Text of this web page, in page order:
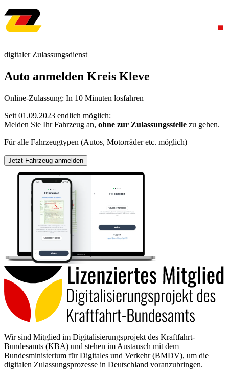
digitaler Zulassungsdienst
Auto anmelden Kreis Kleve
Online-Zulassung: In 10 Minuten losfahren
Seit 01.09.2023 endlich möglich:
Melden Sie Ihr Fahrzeug an, ohne zur Zulassungsstelle zu gehen.
Für alle Fahrzeugtypen (Autos, Motorräder etc. möglich)
Jetzt Fahrzeug anmelden
Wir sind Mitglied im Digitalisierungsprojekt des Kraftfahrt-
Bundesamts (KBA) und stehen im Austausch mit dem
Bundesministerium für Digitales und Verkehr (BMDV), um die
digitalen Zulassungsprozesse in Deutschland voranzubringen.